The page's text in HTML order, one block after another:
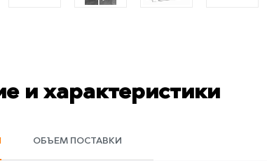
и характеристики
ОБЪЕМ ПОСТАВКИ